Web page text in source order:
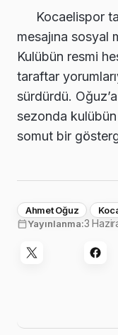
Kocaelispor
mesajına
Kulübün resmi
taraftar
sürdürdü.
sezonda
somut bir
Ahmet Oğuz
Yayınlanma:3